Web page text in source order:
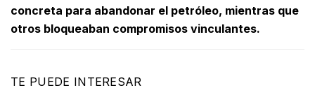
concreta para abandonar el petróleo, mientras que
otros bloqueaban compromisos vinculantes.
TE PUEDE INTERESAR